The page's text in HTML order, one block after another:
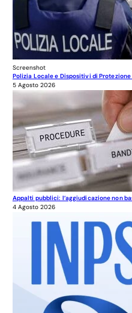
Screenshot
Polizia Locale e Dispositivi di
5 Agosto 2026
Appalti pubblici: l’aggiudicazione non
4 Agosto 2026